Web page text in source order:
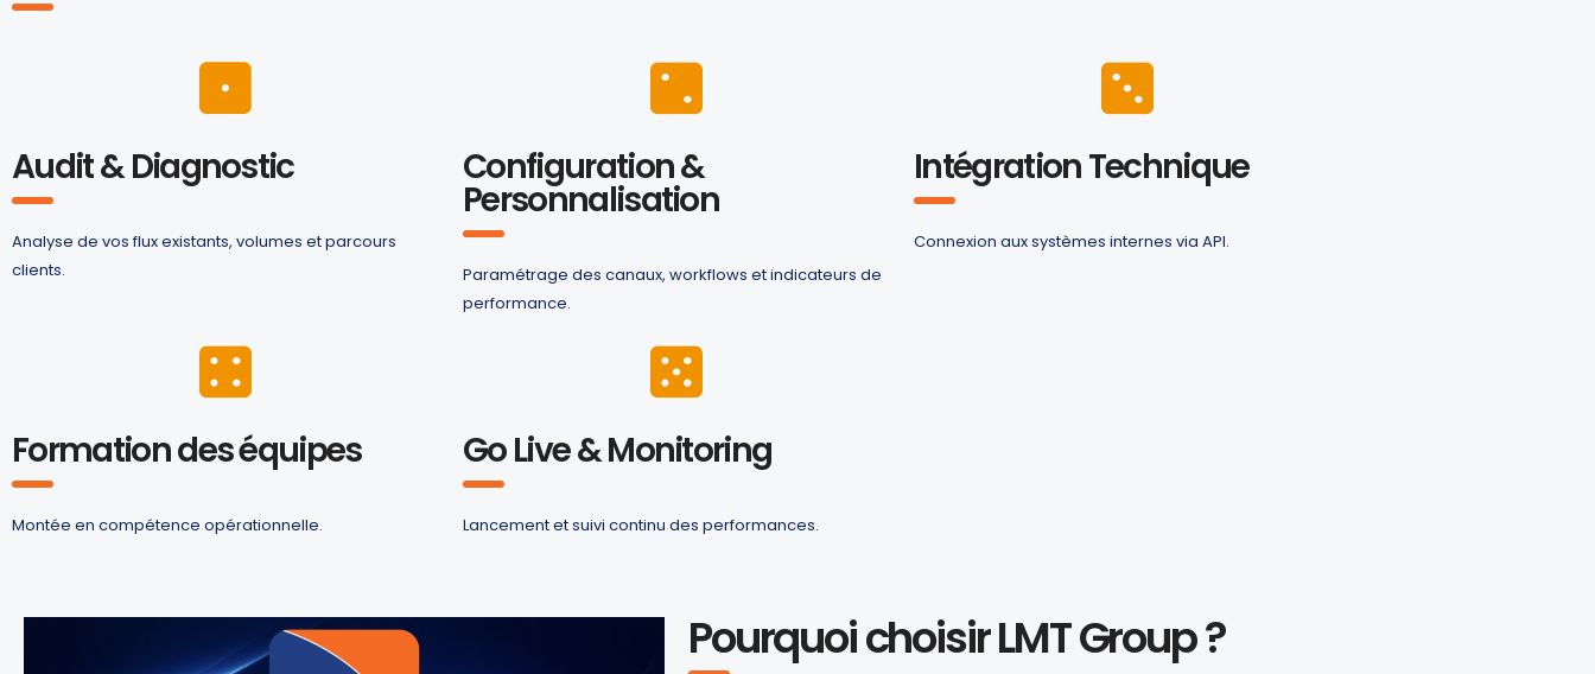
Audit & Diagnostic
Analyse de vos flux existants, volumes et parcours
clients.
Configuration &
Personnalisation
Paramétrage des canaux, workflows et indicateurs de
performance.
Intégration Technique
Connexion aux systèmes internes via API.
Formation des équipes
Montée en compétence opérationnelle.
Go Live & Monitoring
Lancement et suivi continu des performances.
Pourquoi choisir LMT Group ?